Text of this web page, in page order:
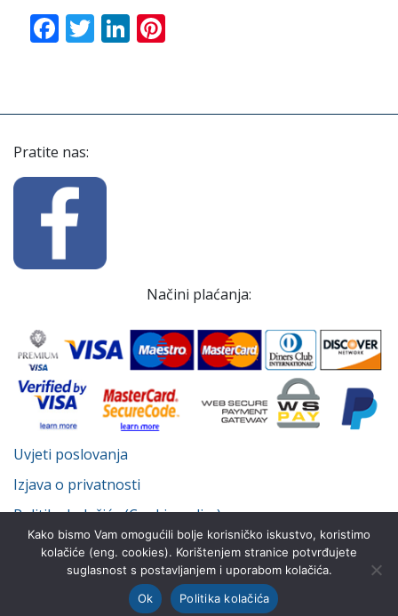
Facebook
TwitterLinkedIn
Pratite nas:
Načini plaćanja:
Uvjeti poslovanja
Izjava o privatnosti
Politika kolačića (Cookie policy)
© Despot Infinitus d.o.o. 2022.-2026. Sva prava pridržana.
Kako bismo Vam omogućili bolje korisničko iskustvo, koristimo
kolačiće (eng. cookies). Korištenjem stranice potvrđujete
suglasnost s postavljanjem i uporabom kolačića.
Ok
Politika kolačića